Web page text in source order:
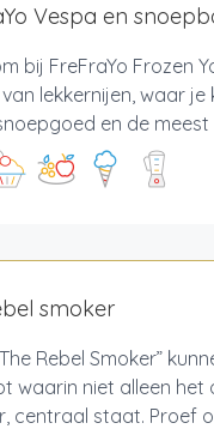
Vespa en
bij FreFraYo Frozen
lekkernijen, waar
en de meest
smoker
Rebel Smoker”
waarin niet alleen
centraal staat. Proef